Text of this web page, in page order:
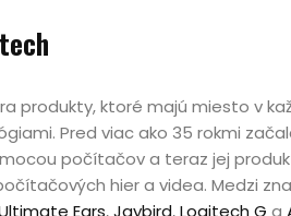
produkty, ktoré majú miesto v
Pred viac ako 35 rokmi
počítačov a teraz jej
hier a videa. Medzi